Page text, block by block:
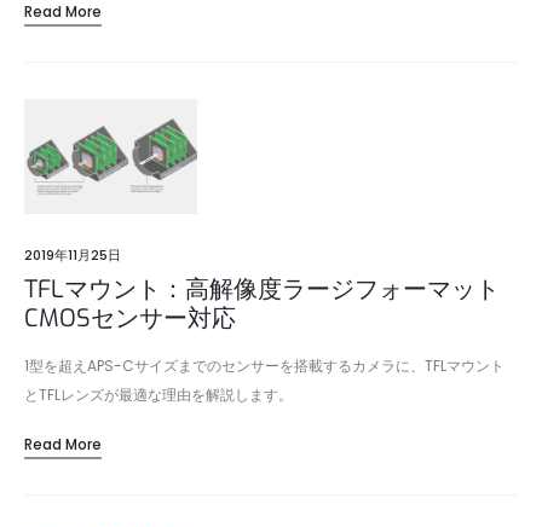
Read More
2019年11月25日
TFLマウント：高解像度ラージフォーマット
CMOSセンサー対応
1型を超えAPS-Cサイズまでのセンサーを搭載するカメラに、TFLマウント
とTFLレンズが最適な理由を解説します。
Read More